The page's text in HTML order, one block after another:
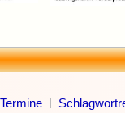
Termine